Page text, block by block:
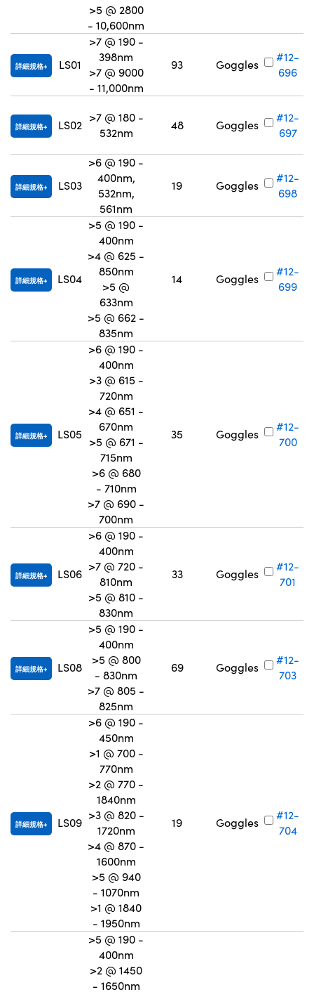
>5 @ 2800
- 10,600nm
詳細規格 LS01
>7 @ 190 -
398nm
>7 @ 9000
- 11,000nm
93 Goggles
#12-
696
詳細規格 LS02
>7 @ 180 -
532nm
48 Goggles
#12-
697
詳細規格 LS03
>6 @ 190 -
400nm,
532nm,
561nm
19 Goggles
#12-
698
詳細規格 LS04
>5 @ 190 -
400nm
>4 @ 625 -
850nm
>5 @
633nm
>5 @ 662 -
835nm
14 Goggles
#12-
699
詳細規格 LS05
>6 @ 190 -
400nm
>3 @ 615 -
720nm
>4 @ 651 -
670nm
>5 @ 671 -
715nm
>6 @ 680
- 710nm
>7 @ 690 -
700nm
35 Goggles
#12-
700
詳細規格 LS06
>6 @ 190 -
400nm
>7 @ 720 -
810nm
>5 @ 810 -
830nm
33 Goggles
#12-
701
詳細規格 LS08
>5 @ 190 -
400nm
>5 @ 800
- 830nm
>7 @ 805 -
825nm
69 Goggles
#12-
703
詳細規格 LS09
>6 @ 190 -
450nm
>1 @ 700 -
770nm
>2 @ 770 -
1840nm
>3 @ 820 -
1720nm
>4 @ 870 -
1600nm
>5 @ 940
- 1070nm
>1 @ 1840
- 1950nm
19 Goggles
#12-
704
>5 @ 190 -
400nm
>2 @ 1450
- 1650nm